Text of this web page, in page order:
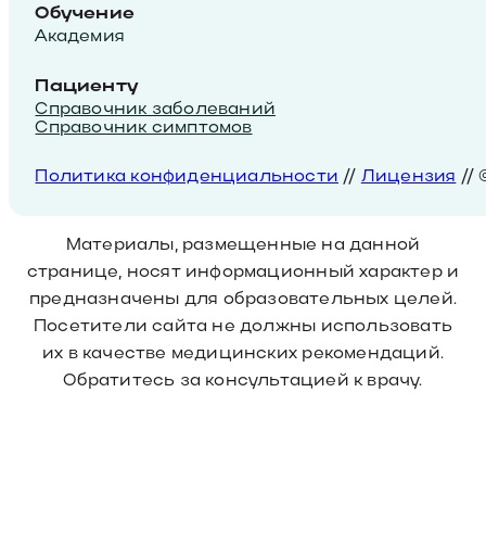
Обучение
Академия
Пациенту
Справочник заболеваний
Справочник симптомов
Политика конфиденциальности // Лицензия //
Материалы, размещенные на данной
странице, носят информационный характер и
предназначены для образовательных целей.
Посетители сайта не должны использовать
их в качестве медицинских рекомендаций.
Обратитесь за консультацией к врачу.